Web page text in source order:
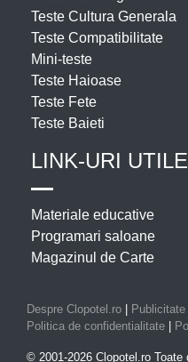
Teste Cultura Generala
Teste Compatibilitate
Mini-teste
Teste Haioase
Teste Fete
Teste Baieti
LINK-URI UTILE
Materiale educative
Programari saloane
Magazinul de Carte
Despre Clopotel.ro | Publicitate
Politica de confidentialitate |
© 2001-2026 Clopotel.ro Toate